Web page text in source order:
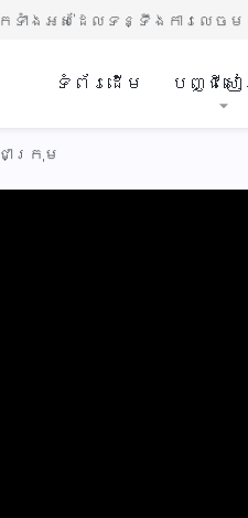
ាំងអស់ដែលទន្ទឹងការលេចម
ទំព័រ​ដើម បញ្ជីសៀ
ាក្រុម